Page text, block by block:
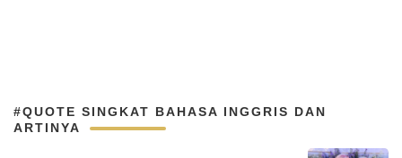
#QUOTE SINGKAT BAHASA INGGRIS DAN
ARTINYA